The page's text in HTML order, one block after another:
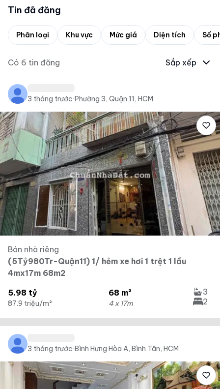
Tin đã đăng
Phân loại Khu vực Mức giá Diện tích Số
Có 6 tin đăng Sắp xếp
3 tháng trước·Phường 3, Quận 11, HCM
Bán nhà riêng
(5Tỷ980Tr-Quận11) 1/ hẻm xe hơi 1 trệt 1 lầu
4mx17m 68m2
5.98 tỷ
87.9 triệu/m²
68 m²
4 x 17m
3
2
3 tháng trước·Bình Hưng Hòa A, Bình Tân, HCM